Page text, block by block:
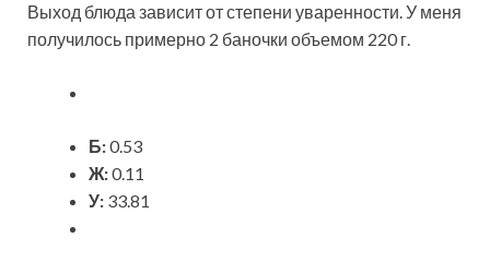
Выход блюда зависит от степени уваренности. У меня
получилось примерно 2 баночки объемом 220 г.
Б:0.53
Ж:0.11
У: 33.81